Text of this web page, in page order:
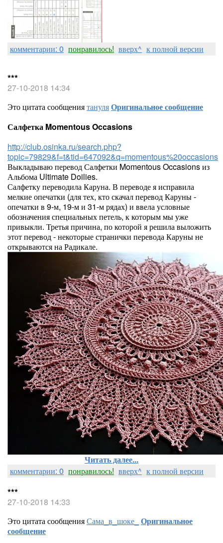
комментарии: 0 понравилось! вверх^ к полной версии
***
27-10-2018 14:34
Это цитата сообщениятануляОригинальное сообщение
Салфетка Momentous Occasions
http://club.osinka.ru/search.php?
topic=79829&f=t&tid=647092&q=momentous%20occasions
Выкладываю перевод Салфетки Momentous Occasions из
Альбома Ultimate Doilies.
Салфетку переводила Каруна. В переводе я исправила
мелкие опечатки (для тех, кто скачал перевод Каруны -
опечатки в 9-м, 19-м и 31-м рядах) и ввела условные
обозначения специальных петель, к которым мы уже
привыкли. Третья причина, по которой я решила выложить
этот перевод - некоторые странички перевода Каруны не
открываются на Радикале.
Читать далее...
комментарии: 0 понравилось! вверх^ к полной версии
***
27-10-2018 14:33
Это цитата сообщенияСама_в_шоке_ Оригинальное
сообщение